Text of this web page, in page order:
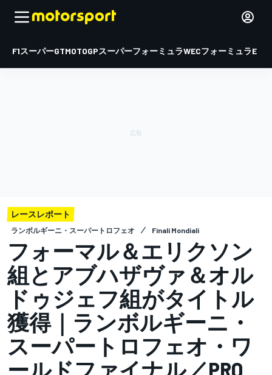
F1スーパーGTMOTOGPスーパーフォーミュラWECフォーミュラE
レースレポート
ランボルギーニ・スーパートロフェオ Finali Mondiali
フォーマル＆エリクソン
組とアブハザヴァ＆オル
ドゥジェフ組がタイトル
獲得｜ランボルギーニ・
スーパートロフェオ・ワ
ールドファイナル／PRO、